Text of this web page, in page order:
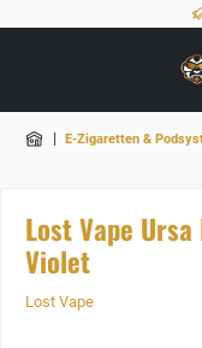
| E-Zigaretten &
Lost Vape
Violet
Lost Vape